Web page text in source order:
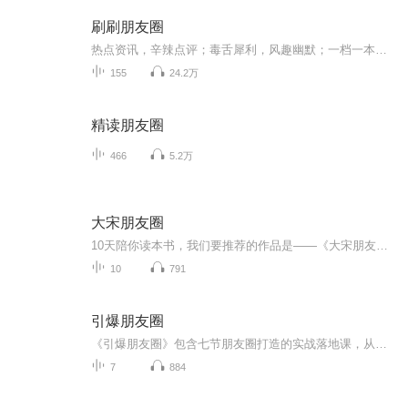
刷刷朋友圈
155 24.2万
精读朋友圈
466 5.2万
大宋朋友圈
10 791
引爆朋友圈
7 884